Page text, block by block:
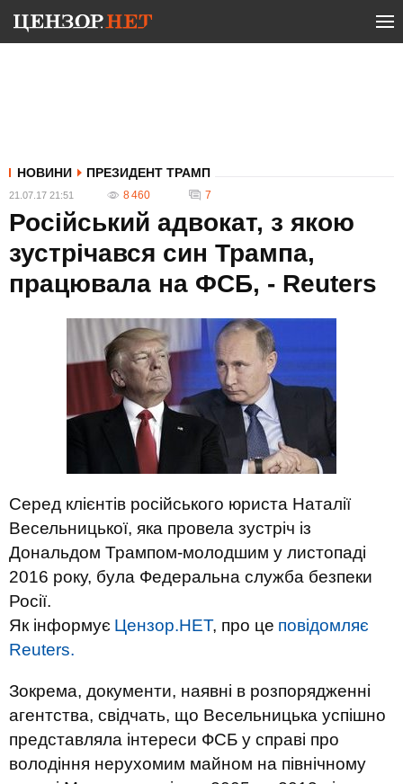
НОВИНИ ПРЕЗИДЕНТ ТРАМП
21.07.17 21:51 8 460 7
Російський адвокат, з якою
зустрічався син Трампа,
працювала на ФСБ, - Reuters
Серед клієнтів російського юриста Наталії
Весельницької, яка провела зустріч із
Дональдом Трампом-молодшим у листопаді
2016 року, була Федеральна служба безпеки
Росії.
Як інформує Цензор.НЕТ, про це повідомляє
Reuters.
Зокрема, документи, наявні в розпорядженні
агентства, свідчать, що Весельницька успішно
представляла інтереси ФСБ у справі про
володіння нерухомим майном на північному